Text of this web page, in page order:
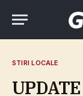
STIRI LOCALE